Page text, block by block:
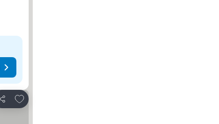
Condividi
Aggiungi ai preferiti